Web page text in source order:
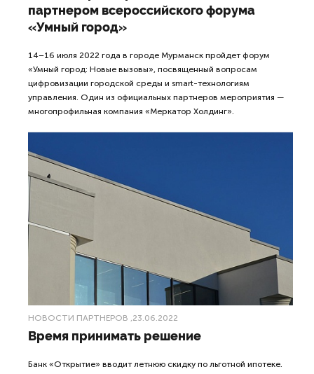
партнером всероссийского форума
«Умный город»
14–16 июля 2022 года в городе Мурманск пройдет форум
«Умный город: Новые вызовы», посвященный вопросам
цифровизации городской среды и smart-технологиям
управления. Один из официальных партнеров мероприятия —
многопрофильная компания «Меркатор Холдинг».
НОВОСТИ ПАРТНЕРОВ ,23.06.2022
Время принимать решение
Банк «Открытие» вводит летнюю скидку по льготной ипотеке.